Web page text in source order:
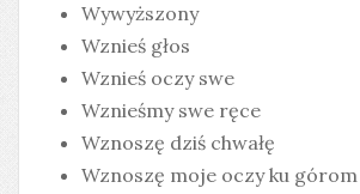
Wywyższony
Wznieś głos
Wznieś oczy swe
Wznieśmy swe ręce
Wznoszę dziś chwałę
Wznoszę moje oczy ku górom